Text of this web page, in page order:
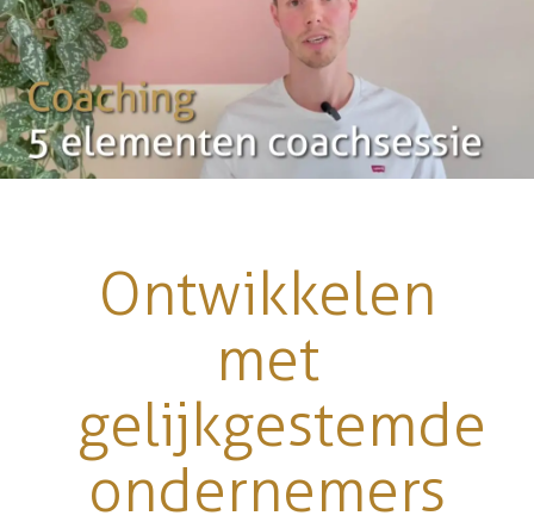
Ontwikkelen
met
gelijkgestemde
ondernemers